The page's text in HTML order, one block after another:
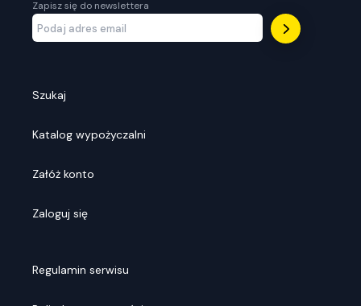
Zapisz się do newslettera
Szukaj
Katalog wypożyczalni
Załóż konto
Zaloguj się
Regulamin serwisu